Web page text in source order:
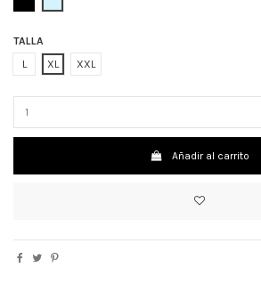
TALLA
L
XL XXL
Añadir al carrito